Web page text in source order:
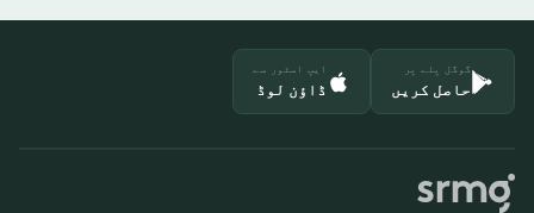
گوگل پلے پر
حاصل کریں
ایپ اسٹور سے
ڈاؤن لوڈ